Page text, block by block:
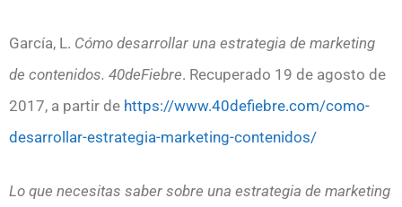
García, L. Cómo desarrollar una estrategia de marketing
de contenidos. 40deFiebre. Recuperado 19 de agosto de
2017, a partir de https://www.40defiebre.com/como-
desarrollar-estrategia-marketing-contenidos/
Lo que necesitas saber sobre una estrategia de marketing